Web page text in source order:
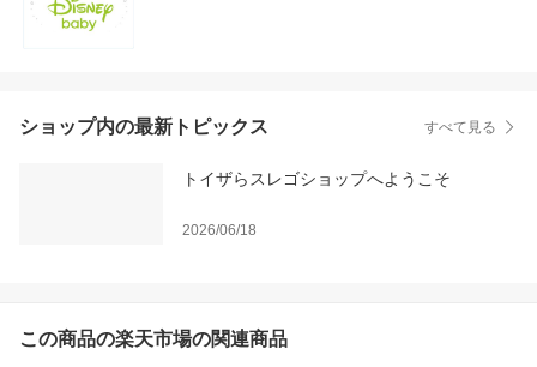
ショップ内の最新トピックス すべて見る
トイザらスレゴショップへようこそ
2026/06/18
この商品の楽天市場の関連商品